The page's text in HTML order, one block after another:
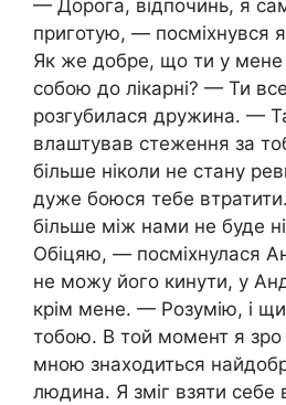
— Дорога, відпочинь, я
приготую, — посміхнувся
Як же добре, що ти y мене
собою до лікарні? — Ти
розгубилася дружина. —
влаштував стеження за
більше ніколи не стану
дуже боюся тебе
більше між нами не буде
Обіцяю, — посміхнулася
не можу його кинути, y
крім мене. — Розумію, і
тобою. В той момент я зро
мною знаходиться
людина. Я зміг взяти себе